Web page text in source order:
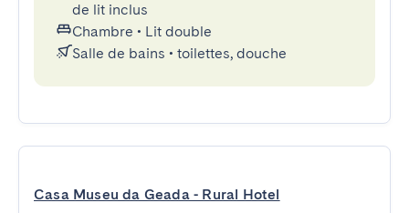
de lit inclus
Chambre • Lit double
Salle de bains • toilettes, douche
Casa Museu da Geada - Rural Hotel